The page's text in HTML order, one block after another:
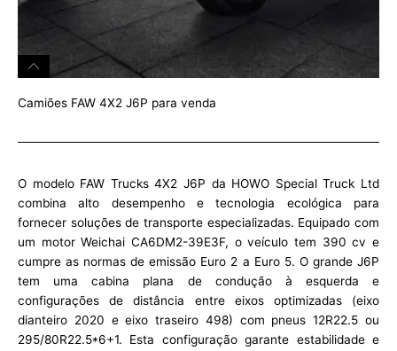
Camiões FAW 4X2 J6P para venda
O modelo FAW Trucks 4X2 J6P da HOWO Special Truck Ltd
combina alto desempenho e tecnologia ecológica para
fornecer soluções de transporte especializadas. Equipado com
um motor Weichai CA6DM2-39E3F, o veículo tem 390 cv e
cumpre as normas de emissão Euro 2 a Euro 5. O grande J6P
tem uma cabina plana de condução à esquerda e
configurações de distância entre eixos optimizadas (eixo
dianteiro 2020 e eixo traseiro 498) com pneus 12R22.5 ou
295/80R22.5*6+1. Esta configuração garante estabilidade e